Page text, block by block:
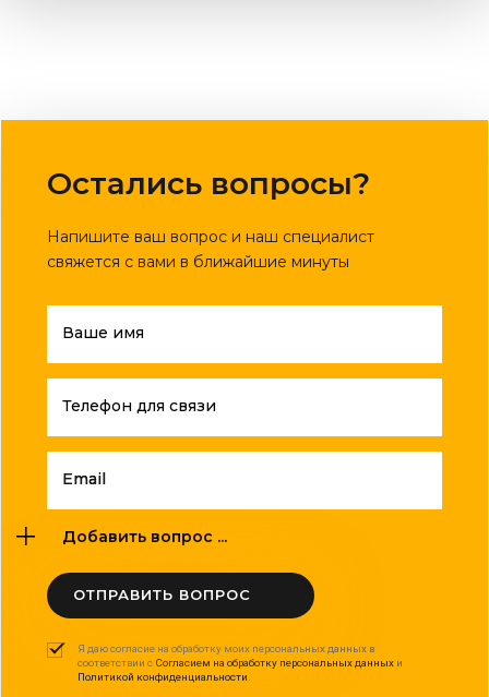
Остались вопросы?
Напишите ваш вопрос и наш специалист
свяжется с вами в ближайшие минуты
Ваше имя
Телефон для связи
Email
Добавить вопрос ...
ОТПРАВИТЬ ВОПРОС
Я даю согласие на обработку моих персональных данных в
соответствии с Согласием на обработку персональных данных и
Политикой конфиденциальности